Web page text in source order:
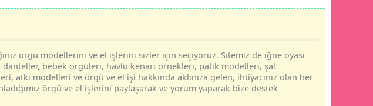
örgü modellerini ve el işlerini sizler için seçiyoruz. Sitemiz de iğne oyası
bebek örgüleri, havlu kenarı örnekleri, patik modelleri, şal
atkı modelleri ve örgü ve el işi hakkında aklınıza gelen, ihtiyacınız olan her
örgü ve el işlerini paylaşarak ve yorum yaparak bize destek